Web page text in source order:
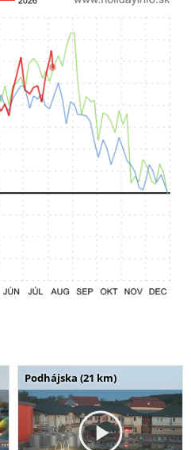
Podhájska (21 km)